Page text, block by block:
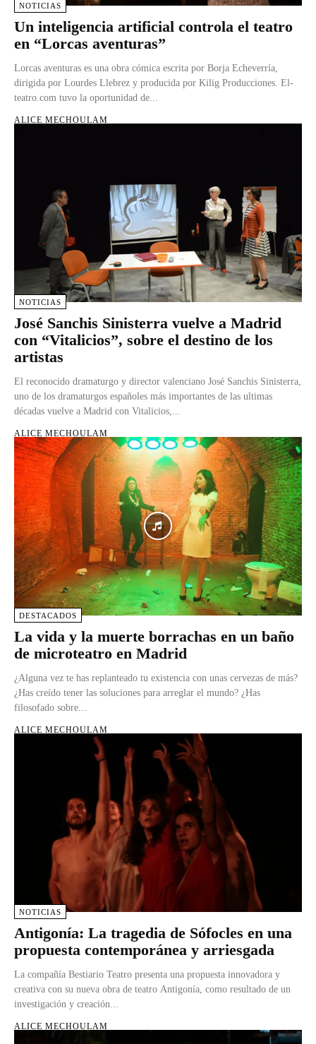
NOTICIAS
Un inteligencia artificial controla el teatro
en “Lorcas aventuras”
Lorcas aventuras es una obra cómica escrita por Borja Echeverría,
dirigida por Lourdes Llebrez y producida por Kilig Producciones. El-
teatro.com tuvo la oportunidad de...
ALICE MECHOULAM
NOTICIAS
José Sanchis Sinisterra vuelve a Madrid
con “Vitalicios”, sobre el destino de los
artistas
El reconocido dramaturgo y director valenciano José Sanchis Sinisterra,
uno de los dramaturgos españoles más importantes de las ultimas
décadas vuelve a Madrid con Vitalicios,...
ALICE MECHOULAM
DESTACADOS
La vida y la muerte borrachas en un baño
de microteatro en Madrid
¿Alguna vez te has replanteado tu existencia con unas cervezas de más?
¿Has creído tener las soluciones para arreglar el mundo? ¿Has
filosofado sobre...
ALICE MECHOULAM
NOTICIAS
Antigonía: La tragedia de Sófocles en una
propuesta contemporánea y arriesgada
La compañía Bestiario Teatro presenta una propuesta innovadora y
creativa con su nueva obra de teatro Antigonía, como resultado de un
investigación y creación...
ALICE MECHOULAM